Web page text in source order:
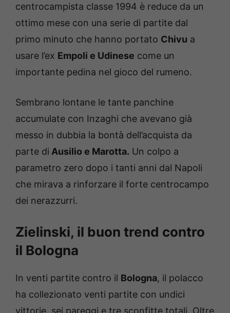
centrocampista classe 1994 è reduce da un
ottimo mese con una serie di partite dal
primo minuto che hanno portato Chivu a
usare l’ex Empoli e Udinese come un
importante pedina nel gioco del rumeno.
Sembrano lontane le tante panchine
accumulate con Inzaghi che avevano già
messo in dubbia la bontà dell’acquista da
parte di Ausilio e Marotta. Un colpo a
parametro zero dopo i tanti anni dal Napoli
che mirava a rinforzare il forte centrocampo
dei nerazzurri.
Zielinski, il buon trend contro
il Bologna
In venti partite contro il Bologna, il polacco
ha collezionato venti partite con undici
vittorie, sei pareggi e tre sconfitte totali. Oltre